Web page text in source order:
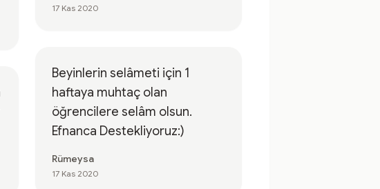
17 Kas 2020
Beyinlerin selâmeti için 1
haftaya muhtaç olan
öğrencilere selâm olsun.
Efnanca Destekliyoruz:)
Rümeysa
17 Kas 2020